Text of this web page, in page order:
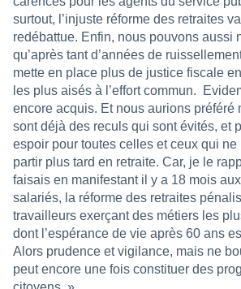
surtout, l’injuste réforme des retraites
redébattue. Enfin, nous pouvons aussi
qu’après tant d’années de
mette en place plus de justice fiscale
les plus aisés à l’effort commun.
encore acquis. Et nous aurions préféré
sont déjà des reculs qui sont évités, et
espoir pour toutes celles et ceux qui ne
partir plus tard en retraite. Car, je le
faisais en manifestant il y a 18 mois
salariés, la réforme des retraites
travailleurs exerçant des métiers les
dont l’espérance de vie après 60 ans
Alors prudence et vigilance, mais ne
peut encore une fois constituer des